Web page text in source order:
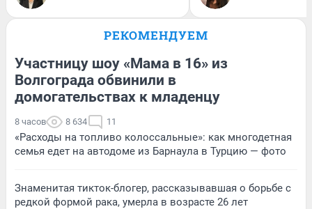
РЕКОМЕНДУЕМ
Участницу шоу «Мама в 16» из
Волгограда обвинили в
домогательствах к младенцу
8 часов 8 634 11
«Расходы на топливо колоссальные»: как многодетная
семья едет на автодоме из Барнаула в Турцию — фото
Знаменитая тикток-блогер, рассказывавшая о борьбе с
редкой формой рака, умерла в возрасте 26 лет